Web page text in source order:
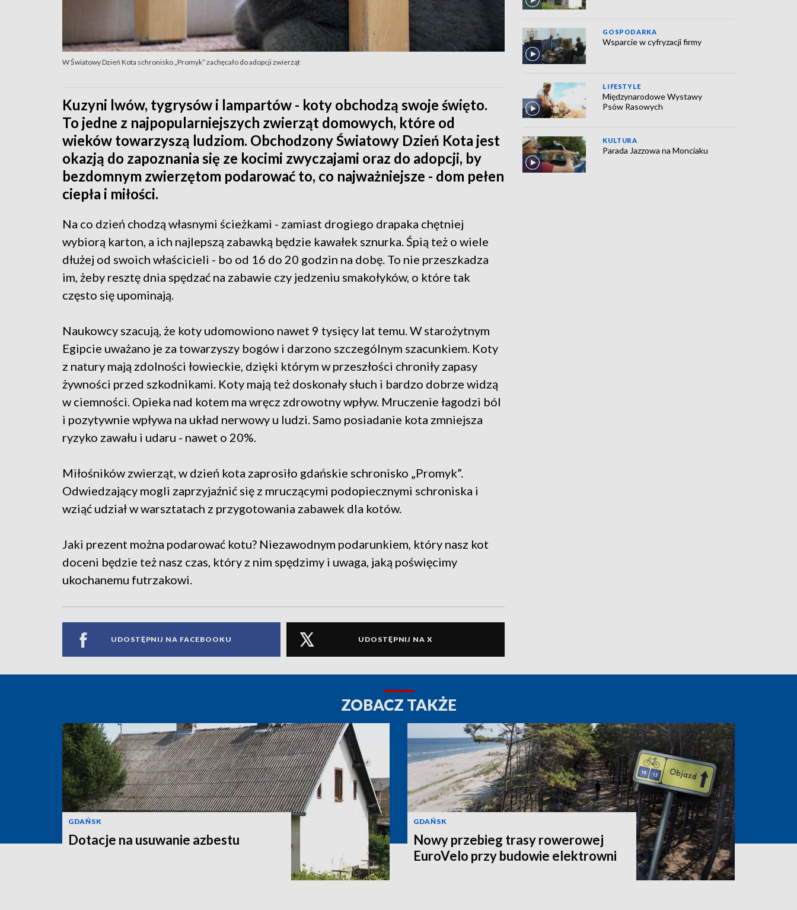
W Światowy Dzień Kota schronisko „Promyk” zachęcało do adopcji zwierząt
Kuzyni lwów, tygrysów i lampartów - koty obchodzą swoje święto.
To jedne z najpopularniejszych zwierząt domowych, które od
wieków towarzyszą ludziom. Obchodzony Światowy Dzień Kota jest
okazją do zapoznania się ze kocimi zwyczajami oraz do adopcji, by
bezdomnym zwierzętom podarować to, co najważniejsze - dom pełen
ciepła i miłości.
Na co dzień chodzą własnymi ścieżkami - zamiast drogiego drapaka chętniej
wybiorą karton, a ich najlepszą zabawką będzie kawałek sznurka. Śpią też o wiele
dłużej od swoich właścicieli - bo od 16 do 20 godzin na dobę. To nie przeszkadza
im, żeby resztę dnia spędzać na zabawie czy jedzeniu smakołyków, o które tak
często się upominają.
Naukowcy szacują, że koty udomowiono nawet 9 tysięcy lat temu. W starożytnym
Egipcie uważano je za towarzyszy bogów i darzono szczególnym szacunkiem. Koty
z natury mają zdolności łowieckie, dzięki którym w przeszłości chroniły zapasy
żywności przed szkodnikami. Koty mają też doskonały słuch i bardzo dobrze widzą
w ciemności. Opieka nad kotem ma wręcz zdrowotny wpływ. Mruczenie łagodzi ból
i pozytywnie wpływa na układ nerwowy u ludzi. Samo posiadanie kota zmniejsza
ryzyko zawału i udaru - nawet o 20%.
Miłośników zwierząt, w dzień kota zaprosiło gdańskie schronisko „Promyk”.
Odwiedzający mogli zaprzyjaźnić się z mruczącymi podopiecznymi schroniska i
wziąć udział w warsztatach z przygotowania zabawek dla kotów.
Jaki prezent można podarować kotu? Niezawodnym podarunkiem, który nasz kot
doceni będzie też nasz czas, który z nim spędzimy i uwaga, jaką poświęcimy
ukochanemu futrzakowi.
UDOSTĘPNIJ NA FACEBOOKU UDOSTĘPNIJ NA X
GOSPODARKA
Wsparcie w cyfryzacji firmy
LIFESTYLE
Międzynarodowe Wystawy
Psów Rasowych
KULTURA
Parada Jazzowa na Monciaku
ZOBACZ TAKŻE
GDAŃSK
Dotacje na usuwanie azbestu
GDAŃSK
Nowy przebieg trasy rowerowej
EuroVelo przy budowie elektrowni